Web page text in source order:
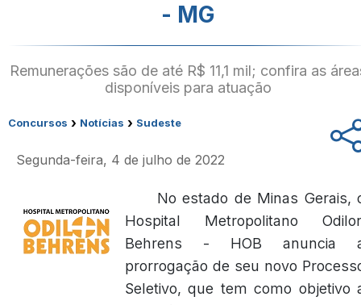
- MG
Remunerações são de até R$ 11,1 mil; confira as
disponíveis para atuação
Concursos › Notícias › Sudeste
Segunda-feira, 4 de julho de 2022
No estado de Minas Gerais,
Hospital Metropolitano
Behrens - HOB anuncia
prorrogação de seu novo
Seletivo, que tem como objetivo